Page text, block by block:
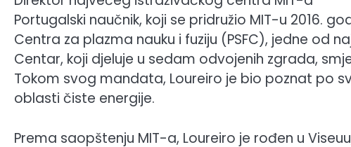
Portugalski naučnik, koji se pridružio MIT-u 2016.
Centra za plazma nauku i fuziju (PSFC), jedne od
Centar, koji djeluje u sedam odvojenih zgrada,
Tokom svog mandata, Loureiro je bio poznat po
oblasti čiste energije.
Prema saopštenju MIT-a, Loureiro je rođen u